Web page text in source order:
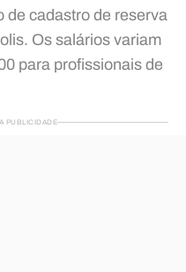
de cadastro de reserva
Os salários variam
para profissionais de
PUBLICIDADE